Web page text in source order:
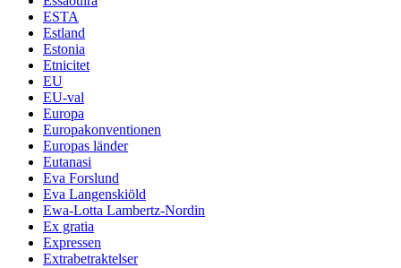
ESTA
Estland
Estonia
Etnicitet
EU
EU-val
Europa
Europakonventionen
Europas länder
Eutanasi
Eva Forslund
Eva Langenskiöld
Ewa-Lotta Lambertz-Nordin
Ex gratia
Expressen
Extrabetraktelser